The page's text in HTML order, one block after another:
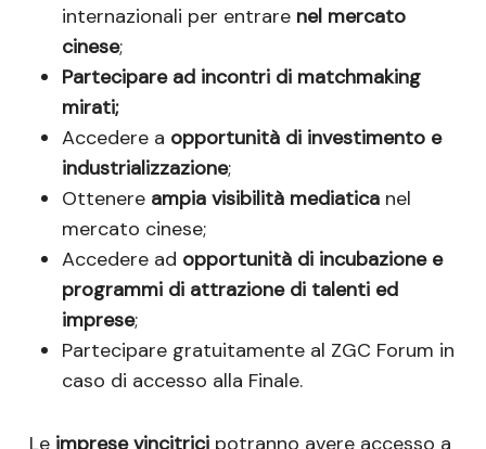
internazionali per entrare nel mercato
cinese;
Partecipare ad incontri di matchmaking
mirati;
Accedere a opportunità di investimento e
industrializzazione;
Ottenere ampia visibilità mediaticanel
mercato cinese;
Accedere ad opportunità di incubazione e
programmi di attrazione di talenti ed
imprese;
Partecipare gratuitamente al ZGC Forum in
caso di accesso alla Finale.
Le imprese vincitricipotranno avere accesso a